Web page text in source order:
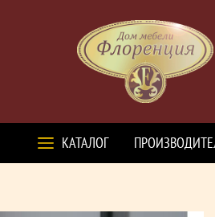
КАТАЛОГ